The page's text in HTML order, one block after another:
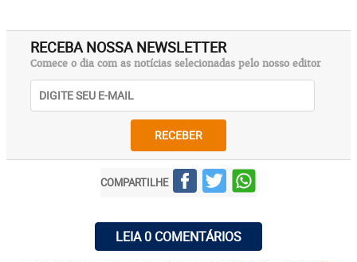
RECEBA NOSSA NEWSLETTER
Comece o dia com as notícias selecionadas pelo nosso editor
RECEBER
COMPARTILHE
LEIA 0 COMENTÁRIOS